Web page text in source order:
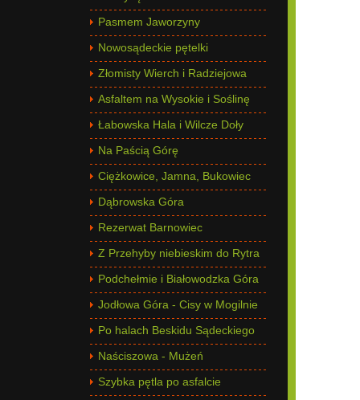
Pasmem Jaworzyny
Nowosądeckie pętelki
Złomisty Wierch i Radziejowa
Asfaltem na Wysokie i Soślinę
Łabowska Hala i Wilcze Doły
Na Paścią Górę
Ciężkowice, Jamna, Bukowiec
Dąbrowska Góra
Rezerwat Barnowiec
Z Przehyby niebieskim do Rytra
Podchełmie i Białowodzka Góra
Jodłowa Góra - Cisy w Mogilnie
Po halach Beskidu Sądeckiego
Naściszowa - Mużeń
Szybka pętla po asfalcie